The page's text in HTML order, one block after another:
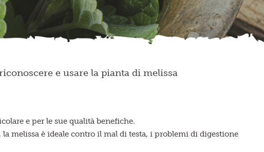
e usare la pianta di melissa
e per le sue qualità benefiche.
melissa è ideale contro il mal di testa, i problemi di digestione